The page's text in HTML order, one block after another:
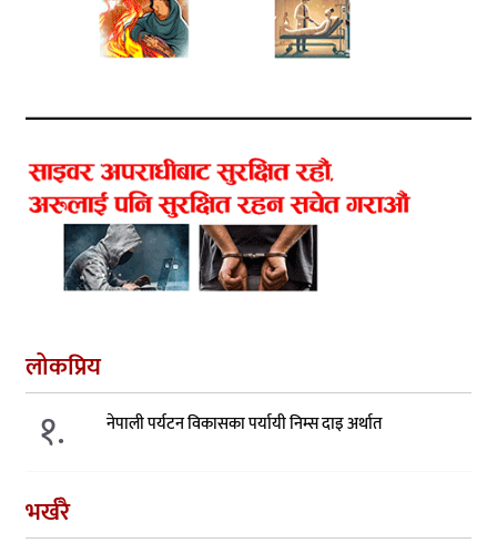
लोकप्रिय
१. नेपाली पर्यटन विकासका पर्यायी निम्स दाइ अर्थात
भर्खरै